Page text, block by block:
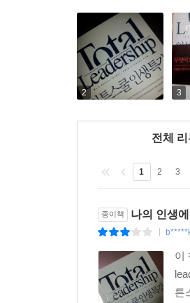
2 3
전체
1 2 3
종이책 나의 인생
이
튼